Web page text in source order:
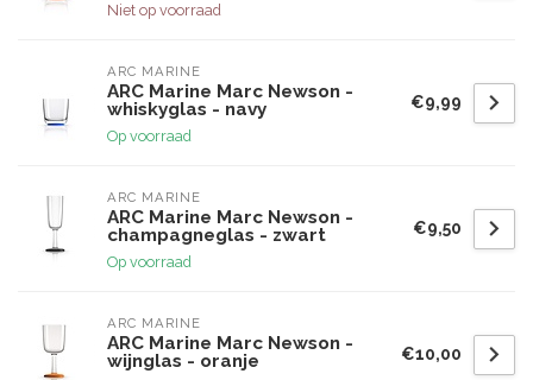
Niet op voorraad
ARC MARINE
ARC Marine Marc Newson -
whiskyglas - navy
Op voorraad
€9,99
ARC MARINE
ARC Marine Marc Newson -
champagneglas - zwart
Op voorraad
€9,50
ARC MARINE
ARC Marine Marc Newson -
wijnglas - oranje
€10,00